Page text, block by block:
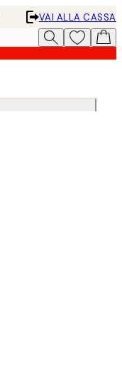
VAI ALLA CASSA